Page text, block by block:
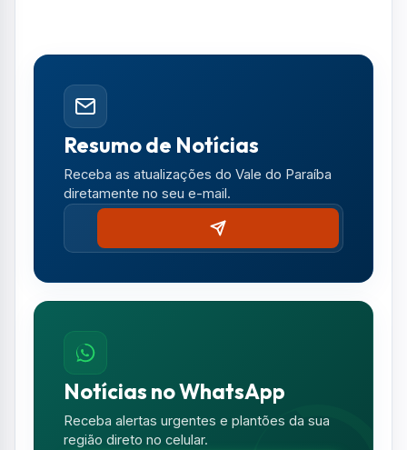
Resumo de Notícias
Receba as atualizações do Vale do Paraíba
diretamente no seu e-mail.
Notícias no WhatsApp
Receba alertas urgentes e plantões da sua
região direto no celular.